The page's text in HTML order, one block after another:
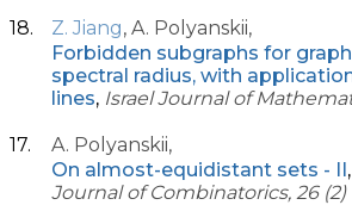
Z. Jiang, A. Polyanskii,
Forbidden subgraphs for
spectral radius, with
lines, Israel Journal of
A. Polyanskii,
On almost-equidistant sets - II,
Journal of Combinatorics, 26 (2)